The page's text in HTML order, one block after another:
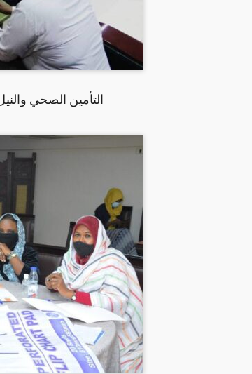
التأمين الصحي